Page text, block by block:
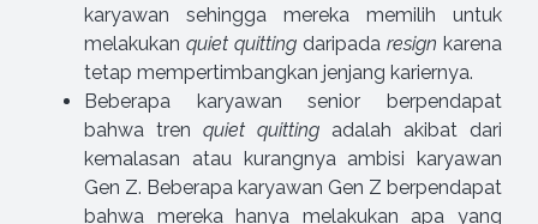
karyawan sehingga mereka memilih untuk
melakukan quiet quitting daripada resign karena
tetap mempertimbangkan jenjang kariernya.
Beberapa karyawan senior berpendapat
bahwa tren quiet quitting adalah akibat dari
kemalasan atau kurangnya ambisi karyawan
Gen Z. Beberapa karyawan Gen Z berpendapat
bahwa mereka hanya melakukan apa yang